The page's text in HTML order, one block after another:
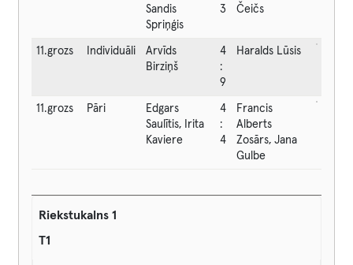
Sandis
Spriņģis
3
Čeičs
11.grozs Individuāli
Arvīds
Birziņš
4
:
9
Haralds Lūsis
11.grozs Pāri
Edgars
Saulītis, Irita
Kaviere
4
:
4
Francis
Alberts
Zosārs, Jana
Gulbe
Riekstukalns 1
T1